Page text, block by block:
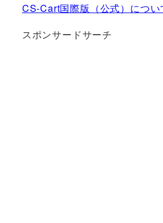
CS-Cart国際版（公式）につ
スポンサードサーチ